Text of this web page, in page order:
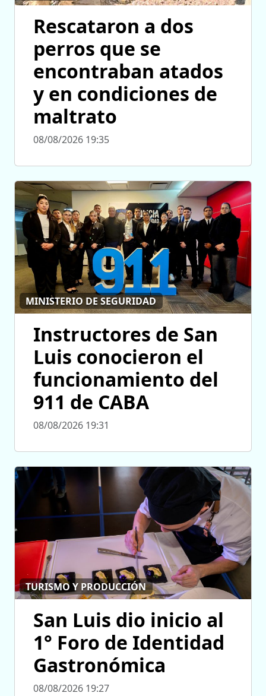
Rescataron a dos
perros que se
encontraban atados
y en condiciones de
maltrato
08/08/2026 19:35
MINISTERIO DE SEGURIDAD
Instructores de San
Luis conocieron el
funcionamiento del
911 de CABA
08/08/2026 19:31
TURISMO Y PRODUCCIÓN
San Luis dio inicio al
1° Foro de Identidad
Gastronómica
08/08/2026 19:27